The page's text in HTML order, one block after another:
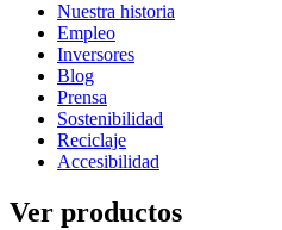
Nuestra historia
Empleo
Inversores
Blog
Prensa
Sostenibilidad
Reciclaje
Accesibilidad
Ver productos